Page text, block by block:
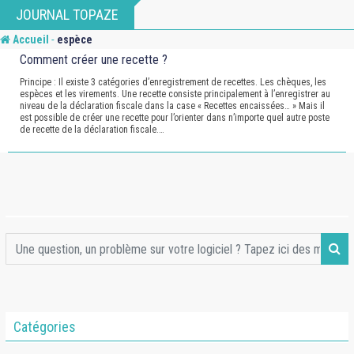
to
content
JOURNAL TOPAZE
Accueil - espèce
Comment créer une recette ?
Principe : Il existe 3 catégories d’enregistrement de recettes. Les chèques, les
espèces et les virements. Une recette consiste principalement à l’enregistrer au
niveau de la déclaration fiscale dans la case « Recettes encaissées… » Mais il
est possible de créer une recette pour l’orienter dans n’importe quel autre poste
de recette de la déclaration fiscale.…
Catégories